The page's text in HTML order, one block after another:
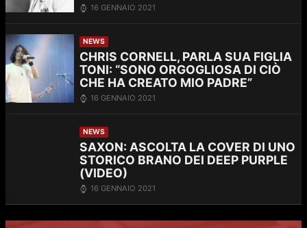
16 GENNAIO 2021
NEWS
CHRIS CORNELL, PARLA SUA FIGLIA
TONI: “SONO ORGOGLIOSA DI CIÒ
CHE HA CREATO MIO PADRE”
16 GENNAIO 2021
NEWS
SAXON: ASCOLTA LA COVER DI UNO
STORICO BRANO DEI DEEP PURPLE
(VIDEO)
16 GENNAIO 2021